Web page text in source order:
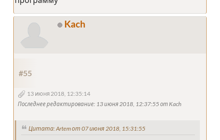
Kach
#55
13 июня 2018, 12:35:14
Последнее редактирование: 13 июня 2018, 12:37:55 от Kach
Цитата: Artem от 07 июня 2018, 15:31:55